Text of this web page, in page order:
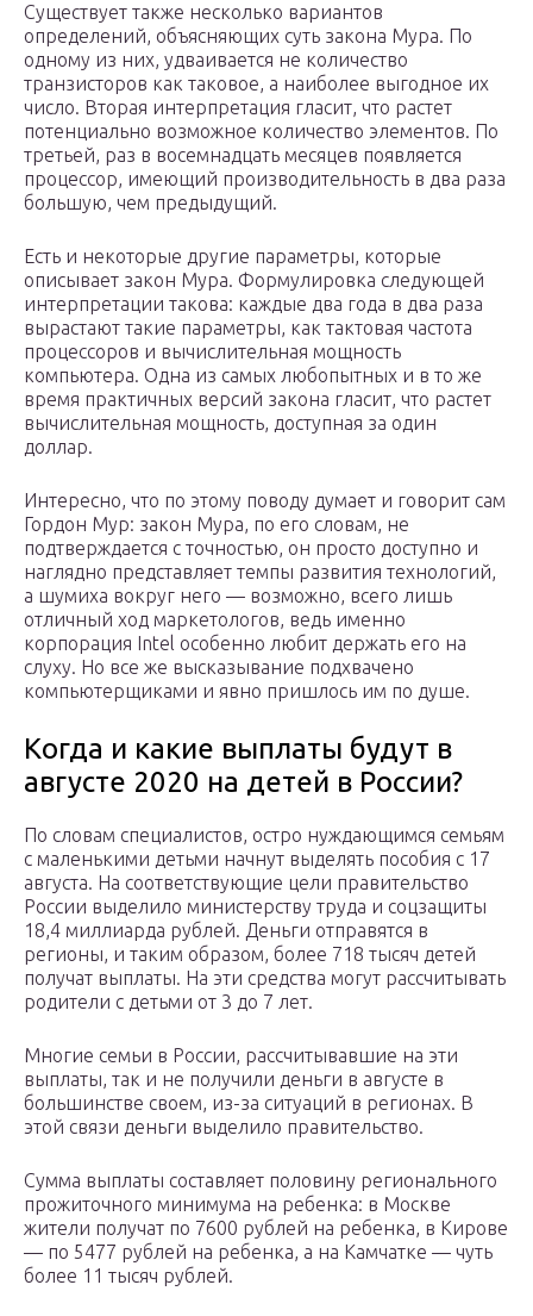
Существует также несколько вариантов
определений, объясняющих суть закона Мура. По
одному из них, удваивается не количество
транзисторов как таковое, а наиболее выгодное их
число. Вторая интерпретация гласит, что растет
потенциально возможное количество элементов. По
третьей, раз в восемнадцать месяцев появляется
процессор, имеющий производительность в два раза
большую, чем предыдущий.
Есть и некоторые другие параметры, которые
описывает закон Мура. Формулировка следующей
интерпретации такова: каждые два года в два раза
вырастают такие параметры, как тактовая частота
процессоров и вычислительная мощность
компьютера. Одна из самых любопытных и в то же
время практичных версий закона гласит, что растет
вычислительная мощность, доступная за один
доллар.
Интересно, что по этому поводу думает и говорит сам
Гордон Мур: закон Мура, по его словам, не
подтверждается с точностью, он просто доступно и
наглядно представляет темпы развития технологий,
а шумиха вокруг него — возможно, всего лишь
отличный ход маркетологов, ведь именно
корпорация Intel особенно любит держать его на
слуху. Но все же высказывание подхвачено
компьютерщиками и явно пришлось им по душе.
Когда и какие выплаты будут в
августе 2020 на детей в России?
По словам специалистов, остро нуждающимся семьям
с маленькими детьми начнут выделять пособия с 17
августа. На соответствующие цели правительство
России выделило министерству труда и соцзащиты
18,4 миллиарда рублей. Деньги отправятся в
регионы, и таким образом, более 718 тысяч детей
получат выплаты. На эти средства могут рассчитывать
родители с детьми от 3 до 7 лет.
Многие семьи в России, рассчитывавшие на эти
выплаты, так и не получили деньги в августе в
большинстве своем, из-за ситуаций в регионах. В
этой связи деньги выделило правительство.
Сумма выплаты составляет половину регионального
прожиточного минимума на ребенка: в Москве
жители получат по 7600 рублей на ребенка, в Кирове
— по 5477 рублей на ребенка, а на Камчатке — чуть
более 11 тысяч рублей.